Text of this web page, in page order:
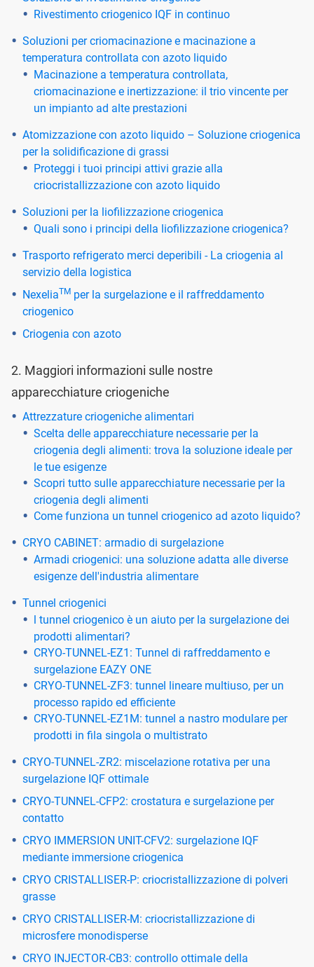
Rivestimento criogenico IQF in continuo
Soluzioni per criomacinazione e macinazione a
temperatura controllata con azoto liquido
Macinazione a temperatura controllata,
criomacinazione e inertizzazione: il trio vincente per
un impianto ad alte prestazioni
Atomizzazione con azoto liquido – Soluzione criogenica
per la solidificazione di grassi
Proteggi i tuoi principi attivi grazie alla
criocristallizzazione con azoto liquido
Soluzioni per la liofilizzazione criogenica
Quali sono i principi della liofilizzazione criogenica?
Trasporto refrigerato merci deperibili - La criogenia al
servizio della logistica
NexeliaTM per la surgelazione e il raffreddamento
criogenico
Criogenia con azoto
2. Maggiori informazioni sulle nostre
apparecchiature criogeniche
Attrezzature criogeniche alimentari
Scelta delle apparecchiature necessarie per la
criogenia degli alimenti: trova la soluzione ideale per
le tue esigenze
Scopri tutto sulle apparecchiature necessarie per la
criogenia degli alimenti
Come funziona un tunnel criogenico ad azoto liquido?
CRYO CABINET: armadio di surgelazione
Armadi criogenici: una soluzione adatta alle diverse
esigenze dell'industria alimentare
Tunnel criogenici
l tunnel criogenico è un aiuto per la surgelazione dei
prodotti alimentari?
CRYO-TUNNEL-EZ1: Tunnel di raffreddamento e
surgelazione EAZY ONE
CRYO-TUNNEL-ZF3: tunnel lineare multiuso, per un
processo rapido ed efficiente
CRYO-TUNNEL-EZ1M: tunnel a nastro modulare per
prodotti in fila singola o multistrato
CRYO-TUNNEL-ZR2: miscelazione rotativa per una
surgelazione IQF ottimale
CRYO-TUNNEL-CFP2: crostatura e surgelazione per
contatto
CRYO IMMERSION UNIT-CFV2: surgelazione IQF
mediante immersione criogenica
CRYO CRISTALLISER-P: criocristallizzazione di polveri
grasse
CRYO CRISTALLISER-M: criocristallizzazione di
microsfere monodisperse
CRYO INJECTOR-CB3: controllo ottimale della